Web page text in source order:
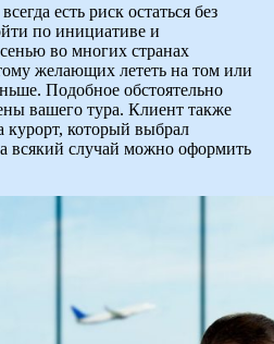
есть риск остаться без
по инициативе и
во многих странах
желающих лететь на том или
Подобное обстоятельно
вашего тура. Клиент также
курорт, который выбрал
всякий случай можно оформить